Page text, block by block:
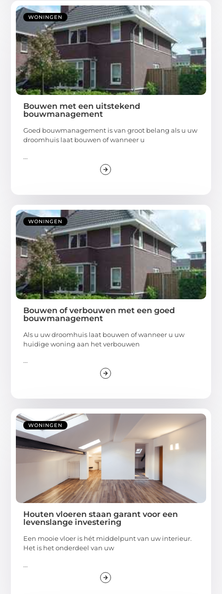
WONINGEN
Bouwen met een uitstekend
bouwmanagement
Goed bouwmanagement is van groot belang als u uw
droomhuis laat bouwen of wanneer u
...
WONINGEN
Bouwen of verbouwen met een goed
bouwmanagement
Als u uw droomhuis laat bouwen of wanneer u uw
huidige woning aan het verbouwen
...
WONINGEN
Houten vloeren staan garant voor een
levenslange investering
Een mooie vloer is hét middelpunt van uw interieur.
Het is het onderdeel van uw
...